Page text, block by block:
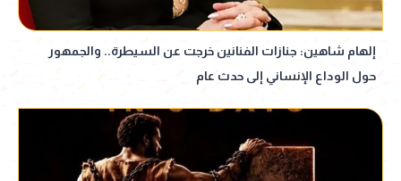
إلهام شاهين: جنازات الفنانين خرجت عن السيطرة.. والجمهور
حول الوداع الإنساني إلى حدث عام